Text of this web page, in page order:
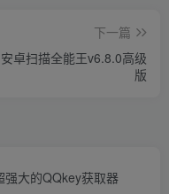
下一篇
安卓扫描全能王v6.8.0高级
版
大的QQkey获取器